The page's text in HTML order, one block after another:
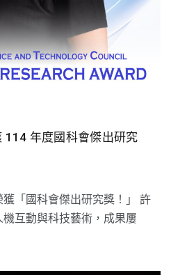
114 年度國科會傑出研究
「國科會傑出研究獎！」 許
互動與科技藝術，成果屢